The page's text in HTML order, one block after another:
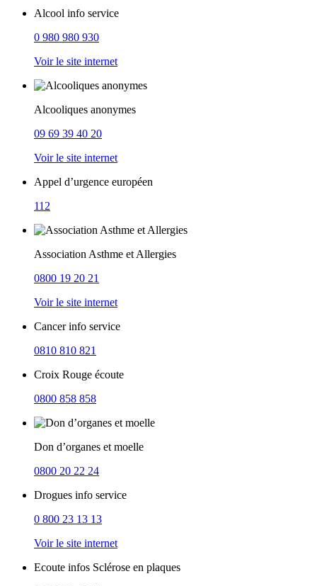
Alcool info service
0 980 980 930
Voir le site internet
Alcooliques anonymes
09 69 39 40 20
Voir le site internet
Appel d’urgence européen
112
Association Asthme et Allergies
0800 19 20 21
Voir le site internet
Cancer info service
0810 810 821
Croix Rouge écoute
0800 858 858
Don d’organes et moelle
0800 20 22 24
Drogues info service
0 800 23 13 13
Voir le site internet
Ecoute infos Sclérose en plaques